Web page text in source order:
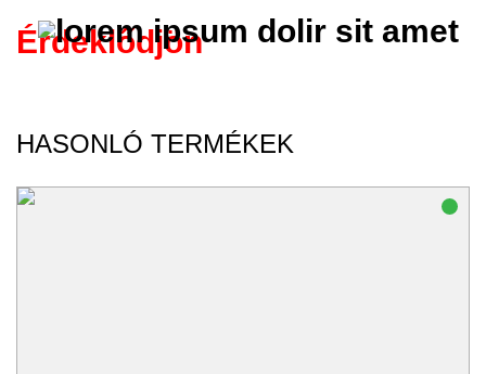
Érdeklődjön
HASONLÓ TERMÉKEK